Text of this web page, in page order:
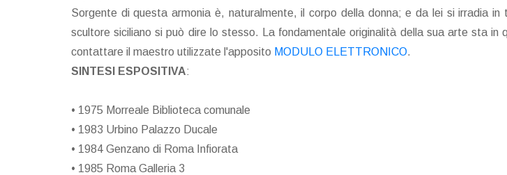
Sorgente di questa armonia è, naturalmente, il corpo della donna; e da lei si irradia
scultore siciliano si può dire lo stesso. La fondamentale originalità della sua arte sta in
contattare il maestro utilizzate l'apposito MODULO ELETTRONICO.
SINTESI ESPOSITIVA:
• 1975 Morreale Biblioteca comunale
• 1983 Urbino Palazzo Ducale
• 1984 Genzano di Roma Infiorata
• 1985 Roma Galleria 3